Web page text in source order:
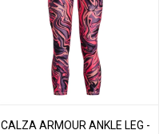
CALZA ARMOUR ANKLE LEG -